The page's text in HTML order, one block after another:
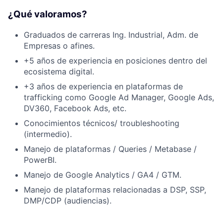
¿Qué valoramos?
Graduados de carreras Ing. Industrial, Adm. de
Empresas o afines.
+5 años de experiencia en posiciones dentro del
ecosistema digital.
+3 años de experiencia en plataformas de
trafficking como Google Ad Manager, Google Ads,
DV360, Facebook Ads, etc.
Conocimientos técnicos/ troubleshooting
(intermedio).
Manejo de plataformas / Queries / Metabase /
PowerBI.
Manejo de Google Analytics / GA4 / GTM.
Manejo de plataformas relacionadas a DSP, SSP,
DMP/CDP (audiencias).